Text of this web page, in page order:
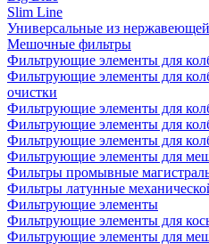
Slim Line
Универсальные из
Мешочные фильтры
Фильтрующие элементы для
Фильтрующие элементы для
очистки
Фильтрующие элементы для
Фильтрующие элементы для
Фильтрующие элементы для
Фильтрующие элементы для
Фильтры промывные
Фильтры латунные
Фильтрующие элементы
Фильтрующие элементы для
Фильтрующие элементы для